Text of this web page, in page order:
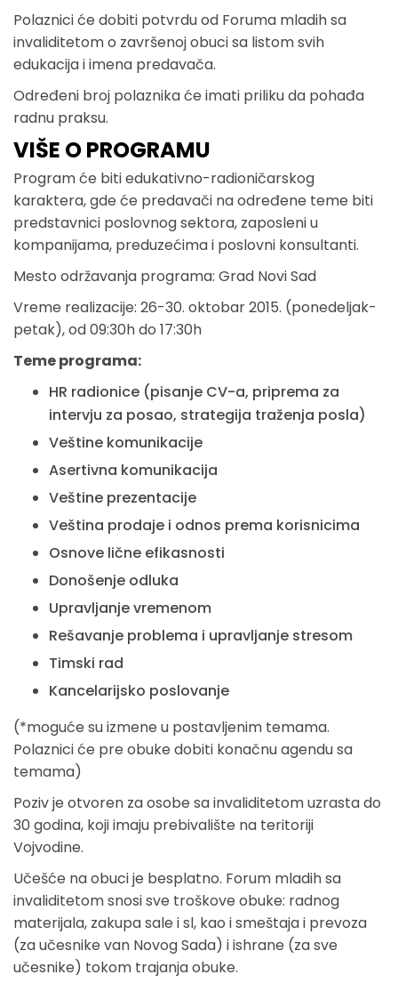
Polaznici će dobiti potvrdu od Foruma mladih sa
invaliditetom o završenoj obuci sa listom svih
edukacija i imena predavača.
Određeni broj polaznika će imati priliku da pohađa
radnu praksu.
VIŠE O PROGRAMU
Program će biti edukativno-radioničarskog
karaktera, gde će predavači na određene teme biti
predstavnici poslovnog sektora, zaposleni u
kompanijama, preduzećima i poslovni konsultanti.
Mesto održavanja programa: Grad Novi Sad
Vreme realizacije: 26-30. oktobar 2015. (ponedeljak-
petak), od 09:30h do 17:30h
Teme programa:
HR radionice (pisanje CV-a, priprema za
intervju za posao, strategija traženja posla)
Veštine komunikacije
Asertivna komunikacija
Veštine prezentacije
Veština prodaje i odnos prema korisnicima
Osnove lične efikasnosti
Donošenje odluka
Upravljanje vremenom
Rešavanje problema i upravljanje stresom
Timski rad
Kancelarijsko poslovanje
(*moguće su izmene u postavljenim temama.
Polaznici će pre obuke dobiti konačnu agendu sa
temama)
Poziv je otvoren za osobe sa invaliditetom uzrasta do
30 godina, koji imaju prebivalište na teritoriji
Vojvodine.
Učešće na obuci je besplatno. Forum mladih sa
invaliditetom snosi sve troškove obuke: radnog
materijala, zakupa sale i sl, kao i smeštaja i prevoza
(za učesnike van Novog Sada) i ishrane (za sve
učesnike) tokom trajanja obuke.